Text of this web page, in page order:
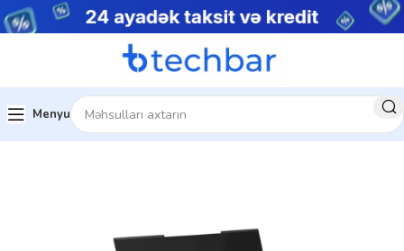
Menyu
Ev Kompüter aksesuarları